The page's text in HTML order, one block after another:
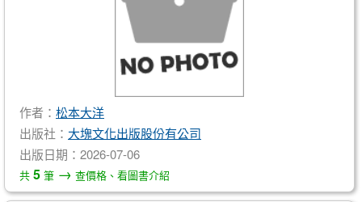
作者： 松本大洋
出版社： 大塊文化出版股份有公司
出版日期：2026-07-06
共 5 筆 → 查價格、看圖書介紹